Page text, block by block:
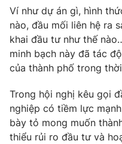
Giải sao mai
Sao
Làm đẹp
Chất lượng cuộc sống
Giáo dục
Tuyển sinh
Học trực tuyến
Công nghệ
Hitech Công nghệ
Sản phẩm
Thị trường
Tư vấn
Giao lưu trực tuyến
Lịch phát sóng
Ví như dự án gì, hình
nào, đầu mối liên hệ ra
khai đầu tư như thế
minh bạch này đã tác
của thành phố trong
Trong hội nghị kêu gọi
nghiệp có tiềm lực
bày tỏ mong muốn
thiểu rủi ro đầu tư và